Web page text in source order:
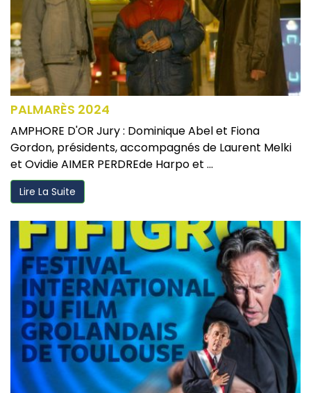
PALMARÈS 2024
AMPHORE D'OR Jury : Dominique Abel et Fiona
Gordon, présidents, accompagnés de Laurent Melki
et Ovidie AIMER PERDREde Harpo et ...
Lire La Suite